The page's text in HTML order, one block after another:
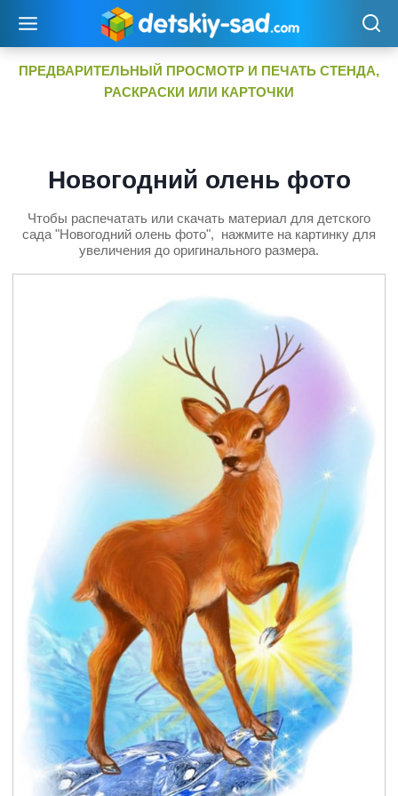
содержимому
ПРЕДВАРИТЕЛЬНЫЙ ПРОСМОТР И ПЕЧАТЬ СТЕНДА,
РАСКРАСКИ ИЛИ КАРТОЧКИ
Новогодний олень фото
Чтобы распечатать или скачать материал для детского
сада "Новогодний олень фото", нажмите на картинку для
увеличения до оригинального размера.